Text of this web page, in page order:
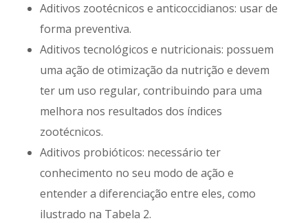
Aditivos zootécnicos e anticoccidianos: usar de
forma preventiva.
Aditivos tecnológicos e nutricionais: possuem
uma ação de otimização da nutrição e devem
ter um uso regular, contribuindo para uma
melhora nos resultados dos índices
zootécnicos.
Aditivos probióticos: necessário ter
conhecimento no seu modo de ação e
entender a diferenciação entre eles, como
ilustrado na Tabela 2.